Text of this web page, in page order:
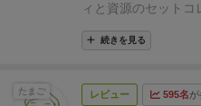
ィと資源のセット
点が高いプレイヤー
ルール等は、下記Ｕ
国』https://youtu.be/
続きを見る
レビュー 595名が
たまご